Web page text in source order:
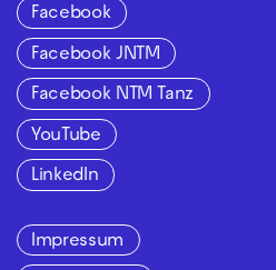
Facebook
Facebook JNTM
Facebook NTM Tanz
YouTube
LinkedIn
Impressum